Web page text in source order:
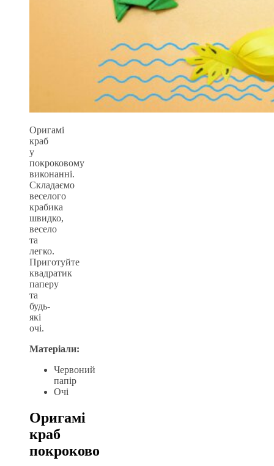
Оригамі
краб
у
покроковому
виконанні.
Складаємо
веселого
крабика
швидко,
весело
та
легко.
Приготуйте
квадратик
паперу
та
будь-
які
очі.
Матеріали:
Червоний
папір
Очі
Оригамі
краб
покроково